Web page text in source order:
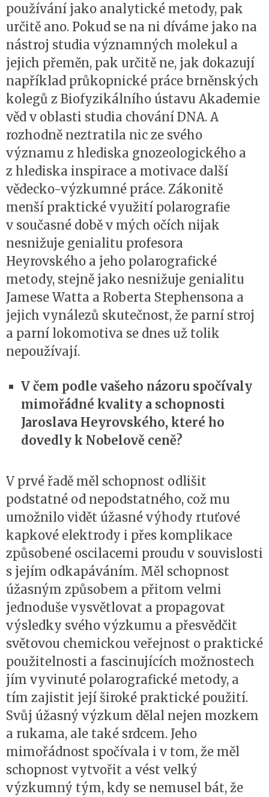
používání jako analytické metody, pak
určitě ano. Pokud se na ni díváme jako na
nástroj studia významných molekul a
jejich přeměn, pak určitě ne, jak dokazují
například průkopnické práce brněnských
kolegů z Biofyzikálního ústavu Akademie
věd v oblasti studia chování DNA. A
rozhodně neztratila nic ze svého
významu z hlediska gnozeologického a
z hlediska inspirace a motivace další
vědecko-výzkumné práce. Zákonitě
menší praktické využití polarografie
v současné době v mých očích nijak
nesnižuje genialitu profesora
Heyrovského a jeho polarografické
metody, stejně jako nesnižuje genialitu
Jamese Watta a Roberta Stephensona a
jejich vynálezů skutečnost, že parní stroj
a parní lokomotiva se dnes už tolik
nepoužívají.
V čem podle vašeho názoru spočívaly
mimořádné kvality a schopnosti
Jaroslava Heyrovského, které ho
dovedly k Nobelově ceně?
V prvé řadě měl schopnost odlišit
podstatné od nepodstatného, což mu
umožnilo vidět úžasné výhody rtuťové
kapkové elektrody i přes komplikace
způsobené oscilacemi proudu v souvislosti
s jejím odkapáváním. Měl schopnost
úžasným způsobem a přitom velmi
jednoduše vysvětlovat a propagovat
výsledky svého výzkumu a přesvědčit
světovou chemickou veřejnost o praktické
použitelnosti a fascinujících možnostech
jím vyvinuté polarografické metody, a
tím zajistit její široké praktické použití.
Svůj úžasný výzkum dělal nejen mozkem
a rukama, ale také srdcem. Jeho
mimořádnost spočívala i v tom, že měl
schopnost vytvořit a vést velký
výzkumný tým, kdy se nemusel bát, že